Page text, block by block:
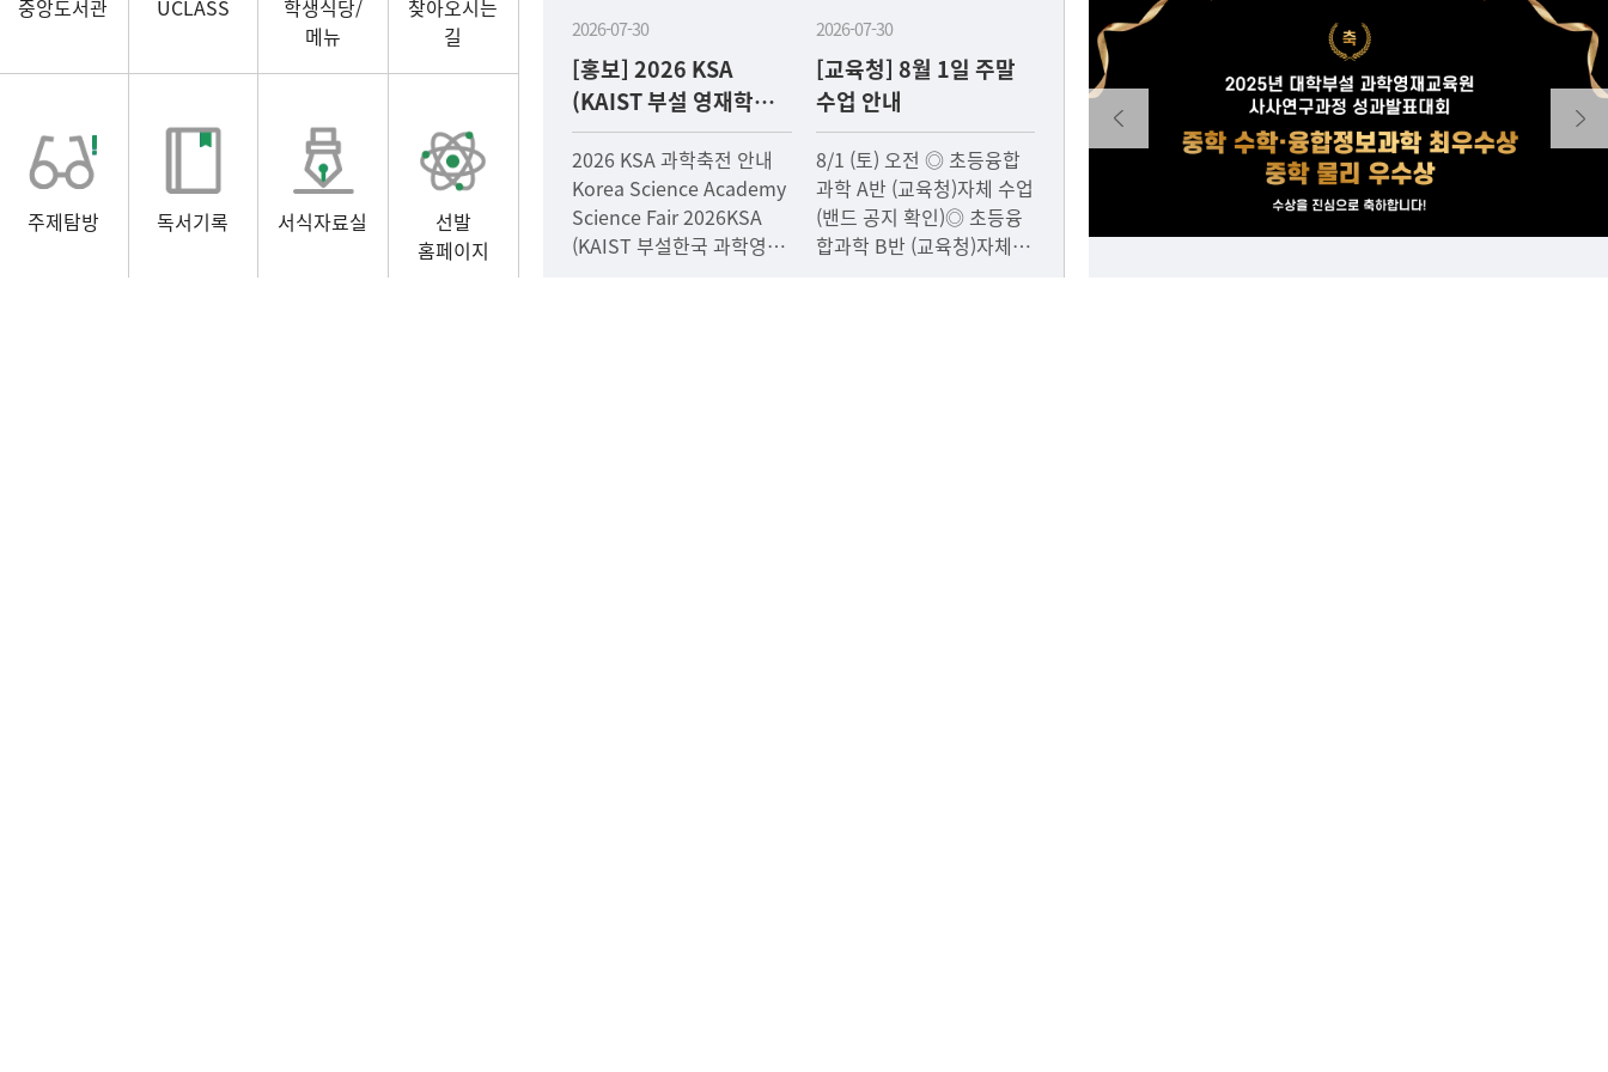
중앙도서관 UCLASS
학생식당/
메뉴
찾아오시는
길
주제탐방 독서기록 서식자료실
선발
홈페이지
2026-07-30
[홍보] 2026 KSA
(KAIST 부설 영재학교)
과학축전 안내
2026 KSA 과학축전 안내
Korea Science Academy
Science Fair 2026KSA
(KAIST 부설한국 과학영재
2026-07-30
[교육청] 8월 1일 주말
수업 안내
8/1 (토) 오전 ◎ 초등융합
과학 A반 (교육청)자체 수업
(밴드 공지 확인)◎ 초등융
합과학 B반 (교육청)자체 수